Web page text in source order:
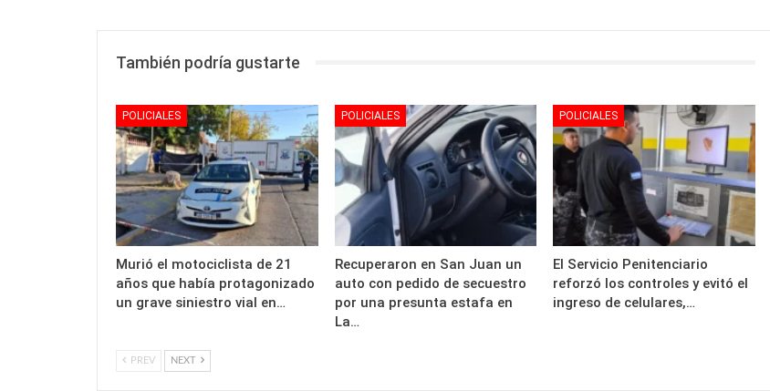
También podría gustarte
POLICIALES
Murió el motociclista de 21
años que había protagonizado
un grave siniestro vial en…
POLICIALES
Recuperaron en San Juan un
auto con pedido de secuestro
por una presunta estafa en
La…
POLICIALES
El Servicio Penitenciario
reforzó los controles y evitó el
ingreso de celulares,…
PREV NEXT